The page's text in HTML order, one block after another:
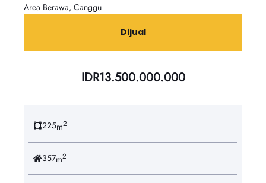
Area Berawa, Canggu
Dijual
IDR13.500.000.000
225m2
357m2